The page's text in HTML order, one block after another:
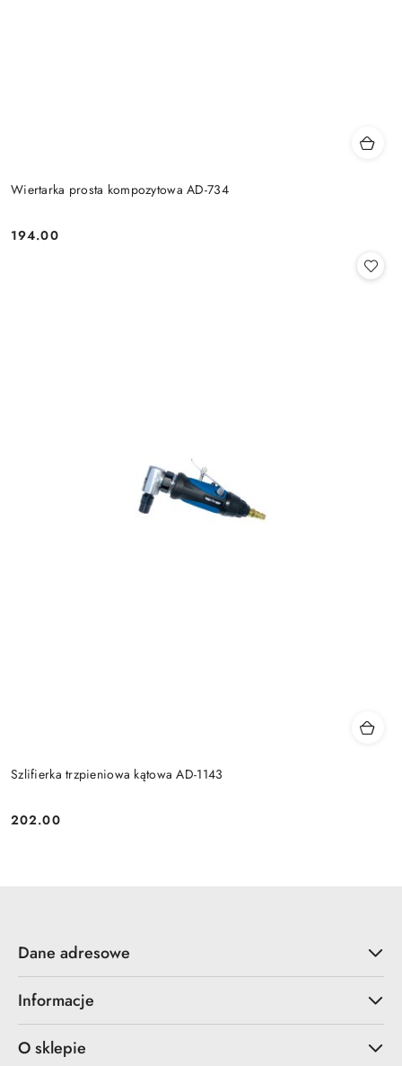
Wiertarka prosta kompozytowa AD-734
Cena:
194.00
Szlifierka trzpieniowa kątowa AD-1143
Cena:
202.00
Dane adresowe
Informacje
O sklepie